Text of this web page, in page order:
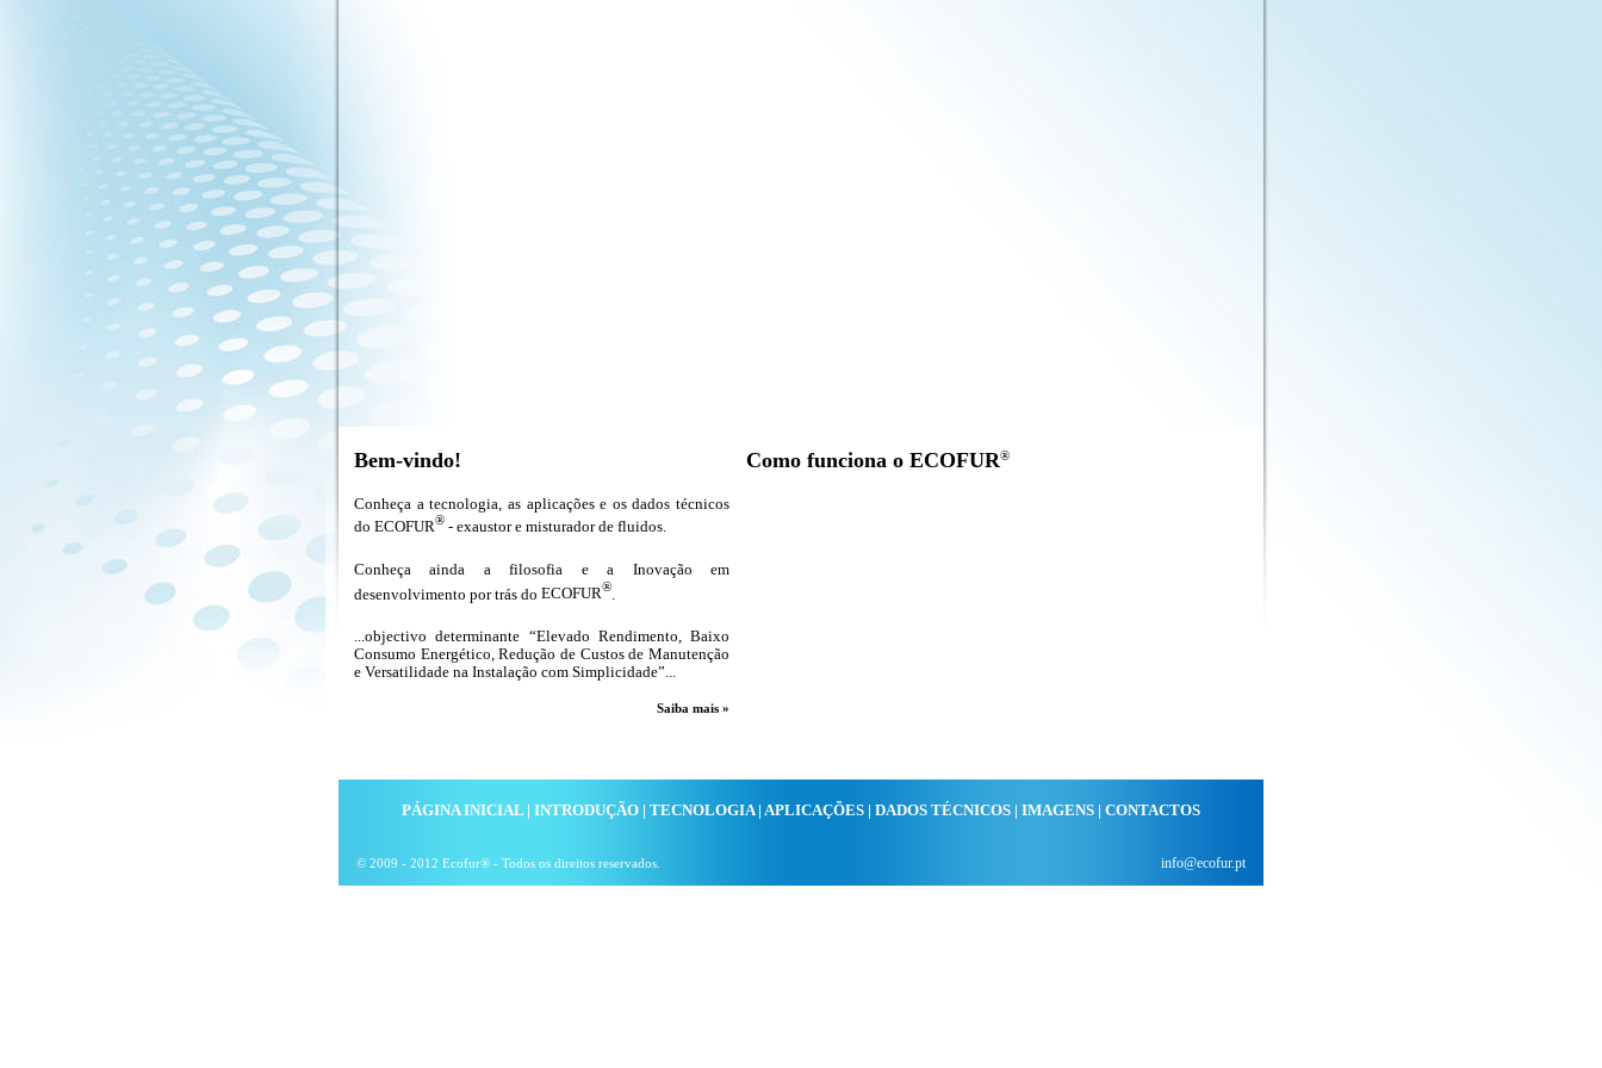
Bem-vindo!
Conheça a tecnologia, as aplicações e os dados técnicos
do ECOFUR® - exaustor e misturador de fluidos.
Conheça ainda a filosofia e a Inovação em
desenvolvimento por trás do ECOFUR®
...objectivo determinante “Elevado Rendimento, Baixo
Consumo Energético, Redução de Custos de Manutenção
e Versatilidade na Instalação com Simplicidade”...
Saiba mais »
Como funciona o ECOFUR®
PÁGINA INICIAL | INTRODUÇÃO | TECNOLOGIA| APLICAÇÕES | DADOS TÉCNICOS | IMAGENS | CONTACTOS
© 2009 - 2012 Ecofur® - Todos os direitos reservados. info@ecofur.pt